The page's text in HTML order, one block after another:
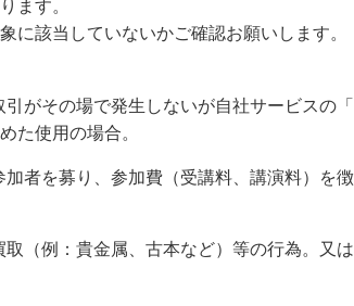
ます。
に該当していないかご確認お願いします。
がその場で発生しないが自社サービスの
た使用の場合。
を募り、参加費（受講料、講演料）を
（例：貴金属、古本など）等の行為。又